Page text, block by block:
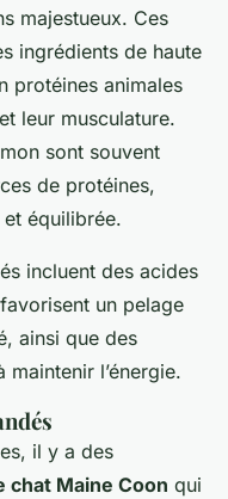
majestueux. Ces
ingrédients de haute
protéines animales
leur musculature.
sont souvent
de protéines,
équilibrée.
incluent des acides
un pelage
ainsi que des
l’énergie.
il y a des
Maine Coon qui